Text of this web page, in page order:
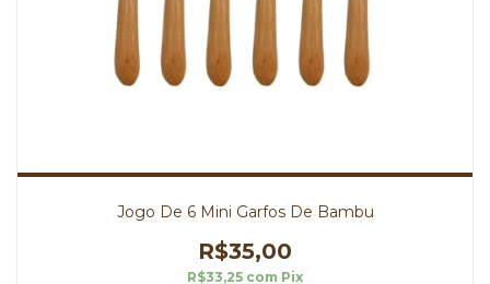
Jogo De 6 Mini Garfos De Bambu
R$35,00
R$33,25 com Pix